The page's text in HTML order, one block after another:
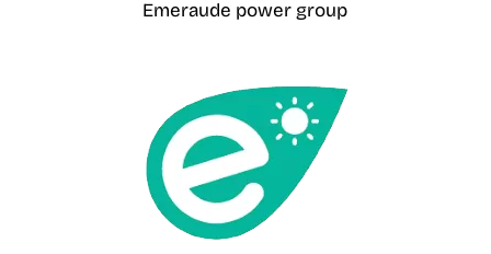
Emeraude power group